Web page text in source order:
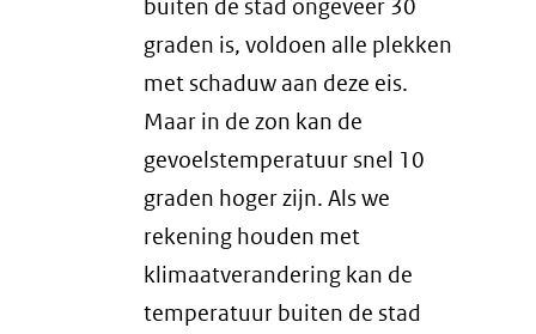
buiten de stad ongeveer 30
graden is, voldoen alle plekken
met schaduw aan deze eis.
Maar in de zon kan de
gevoelstemperatuur snel 10
graden hoger zijn. Als we
rekening houden met
klimaatverandering kan de
temperatuur buiten de stad